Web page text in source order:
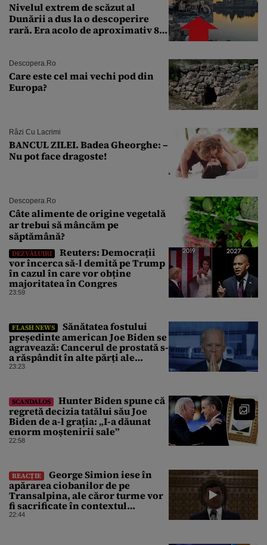
Nivelul extrem de scăzut al
Dunării a dus la o descoperire
rară. Era acolo de aproximativ 80
Descopera.ro
Care este cel mai vechi pod din
Europa?
Râzi Cu Lacrimi
BANCUL ZILEI. Badea Gheorghe: –
Nu pot face dragoste!
Descopera.ro
Câte alimente de origine vegetală
ar trebui să mâncăm pe
săptămână?
DEZVĂLUIRI
Reuters: Democrații
vor încerca să-l demită pe Trump
în cazul în care vor obține
majoritatea în Congres
23:59
FLASH NEWS
Sănătatea fostului
președinte american Joe Biden se
agravează: Cancerul de prostată s-
a răspândit în alte părți ale
corpului
23:23
SCANDALOS
Hunter Biden spune că
regretă decizia tatălui său Joe
Biden de a-l grația: „I-a dăunat
enorm moștenirii sale”
22:58
REACȚIE
George Simion iese în
apărarea ciobanilor de pe
Transalpina, ale căror turme vor
fi sacrificate în contextul
focarului de variolă ovină
22:44